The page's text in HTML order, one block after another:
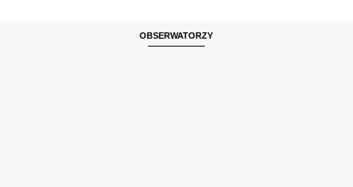
OBSERWATORZY